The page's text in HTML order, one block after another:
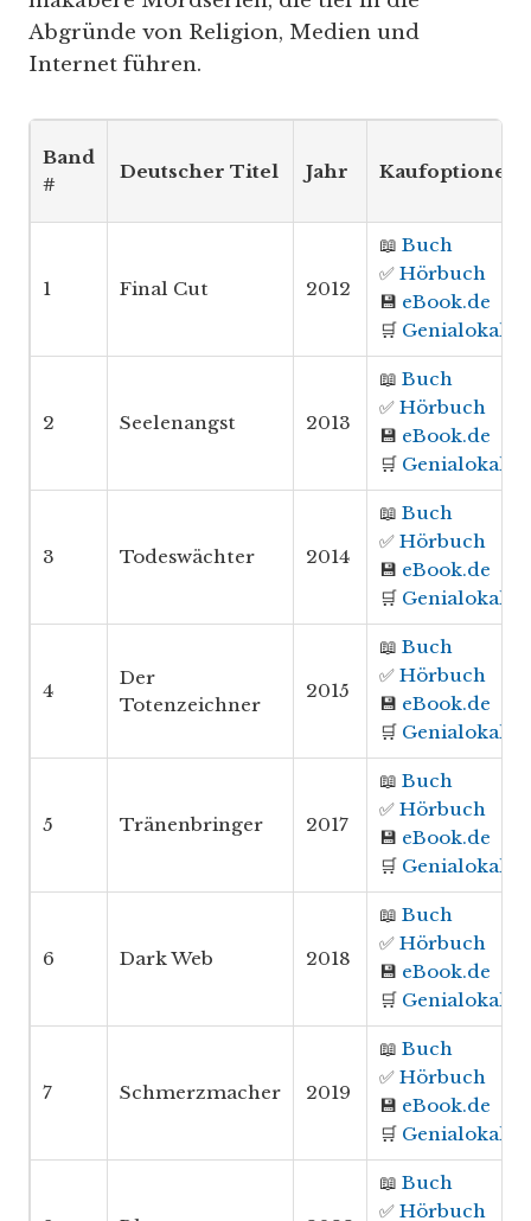
Abgründe von Religion, Medien und
Internet führen.
Band
#
Deutscher Titel Jahr Kaufoptionen*
1 Final Cut 2012
📖 Buch
✅ Hörbuch
💾 eBook.de
🛒 Genialokal
2 Seelenangst 2013
📖 Buch
✅ Hörbuch
💾 eBook.de
🛒 Genialokal
3 Todeswächter 2014
📖 Buch
✅ Hörbuch
💾 eBook.de
🛒 Genialokal
4
Der
Totenzeichner
2015
📖 Buch
✅ Hörbuch
💾 eBook.de
🛒 Genialokal
5 Tränenbringer 2017
📖 Buch
✅ Hörbuch
💾 eBook.de
🛒 Genialokal
6 Dark Web 2018
📖 Buch
✅ Hörbuch
💾 eBook.de
🛒 Genialokal
7 Schmerzmacher 2019
📖 Buch
✅ Hörbuch
💾 eBook.de
🛒 Genialokal
📖 Buch
✅ Hörbuch